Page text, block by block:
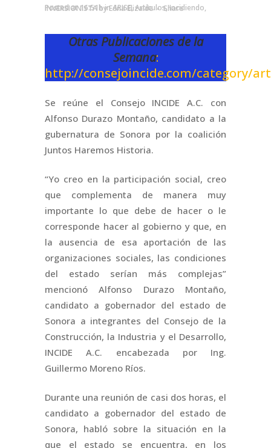
Posted at 16:51hinARISE,Artículos,Incidiendo,
INVERSIONISTAbyEdna Elizalde Share
Otras Publicaciones de la
Semana:
http://consejoincide.com/category/
Se reúne el Consejo INCIDE A.C. con
Alfonso Durazo Montaño, candidato a la
gubernatura de Sonora por la coalición
Juntos Haremos Historia.
“Yo creo en la participación social, creo
que complementa de manera muy
importante lo que debe de hacer o le
corresponde hacer al gobierno y que, en
la ausencia de esa aportación de las
organizaciones sociales, las condiciones
del estado serían más complejas”
mencionó Alfonso Durazo Montaño,
candidato a gobernador del estado de
Sonora a integrantes del Consejo de la
Construcción, la Industria y el Desarrollo,
INCIDE A.C. encabezada por Ing.
Guillermo Moreno Ríos.
Durante una reunión de casi dos horas, el
candidato a gobernador del estado de
Sonora, habló sobre la situación en la
que el estado se encuentra, en los